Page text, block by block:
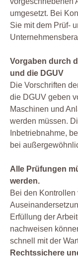
umgesetzt. Bei
Sie mit dem Prüf-
Vorgaben durch
und die DGUV
Die Vorschriften
die DGUV geben
Maschinen und
werden müssen.
Inbetriebnahme,
bei
Alle Prüfungen
werden.
Bei den
Erfüllung der
nachweisen
schnell mit der
Rechtssichere